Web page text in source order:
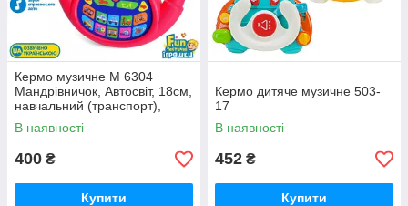
Кермо музичне M 6304
Мандрівничок, Автосвіт, 18см,
навчальний (транспорт),
музика-звук (укр), 5 пісень,
вірші
В наявності
400 ₴
Купити
Кермо дитяче музичне 503-
17
В наявності
452 ₴
Купити